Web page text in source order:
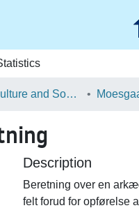
School of Culture and Society
Description
Beretning over en
felt forud for opførelse